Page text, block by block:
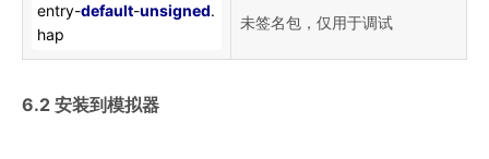
entry-default-unsigned.
hap
未签名包，仅用于调试
6.2 安装到模拟器